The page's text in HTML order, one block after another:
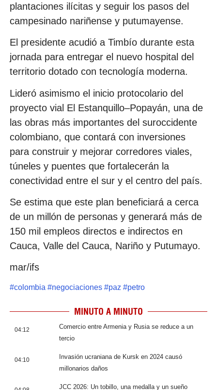
plantaciones ilícitas y seguir los pasos del
campesinado nariñense y putumayense.
El presidente acudió a Timbío durante esta
jornada para entregar el nuevo hospital del
territorio dotado con tecnología moderna.
Lideró asimismo el inicio protocolario del
proyecto vial El Estanquillo–Popayán, una de
las obras más importantes del suroccidente
colombiano, que contará con inversiones
para construir y mejorar corredores viales,
túneles y puentes que fortalecerán la
conectividad entre el sur y el centro del país.
Se estima que este plan beneficiará a cerca
de un millón de personas y generará más de
150 mil empleos directos e indirectos en
Cauca, Valle del Cauca, Nariño y Putumayo.
mar/ifs
#colombia #negociaciones #paz #petro
MINUTO A MINUTO
04:12
Comercio entre Armenia y Rusia se reduce a un
tercio
04:10
Invasión ucraniana de Kursk en 2024 causó
millonarios daños
JCC 2026: Un tobillo, una medalla y un sueño